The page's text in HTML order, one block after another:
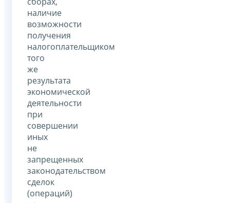
наличие
возможности
получения
налогоплательщиком
того
же
результата
экономической
деятельности
при
совершении
иных
не
запрещенных
законодательством
сделок
(операций)